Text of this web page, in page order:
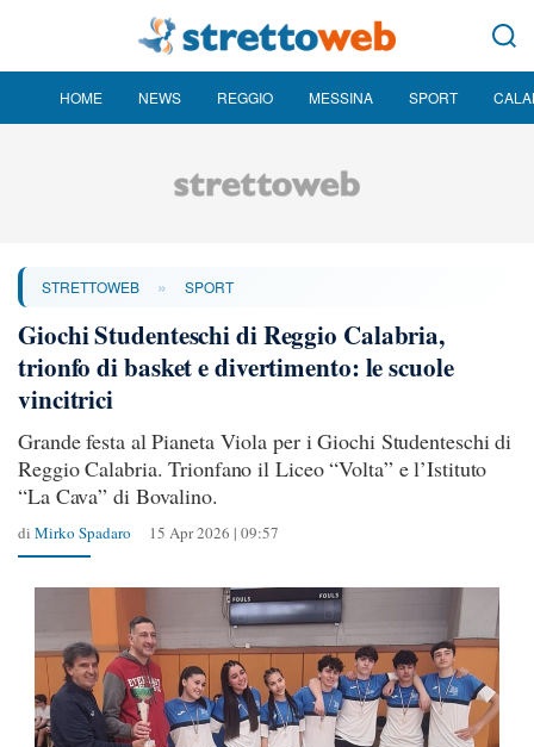
HOME NEWS REGGIO MESSINA SPORT
STRETTOWEB » SPORT
Giochi Studenteschi di Reggio Calabria,
trionfo di basket e divertimento: le scuole
vincitrici
Grande festa al Pianeta Viola per i Giochi Studenteschi di
Reggio Calabria. Trionfano il Liceo “Volta” e l’Istituto
“La Cava” di Bovalino.
di Mirko Spadaro 15 Apr 2026 | 09:57